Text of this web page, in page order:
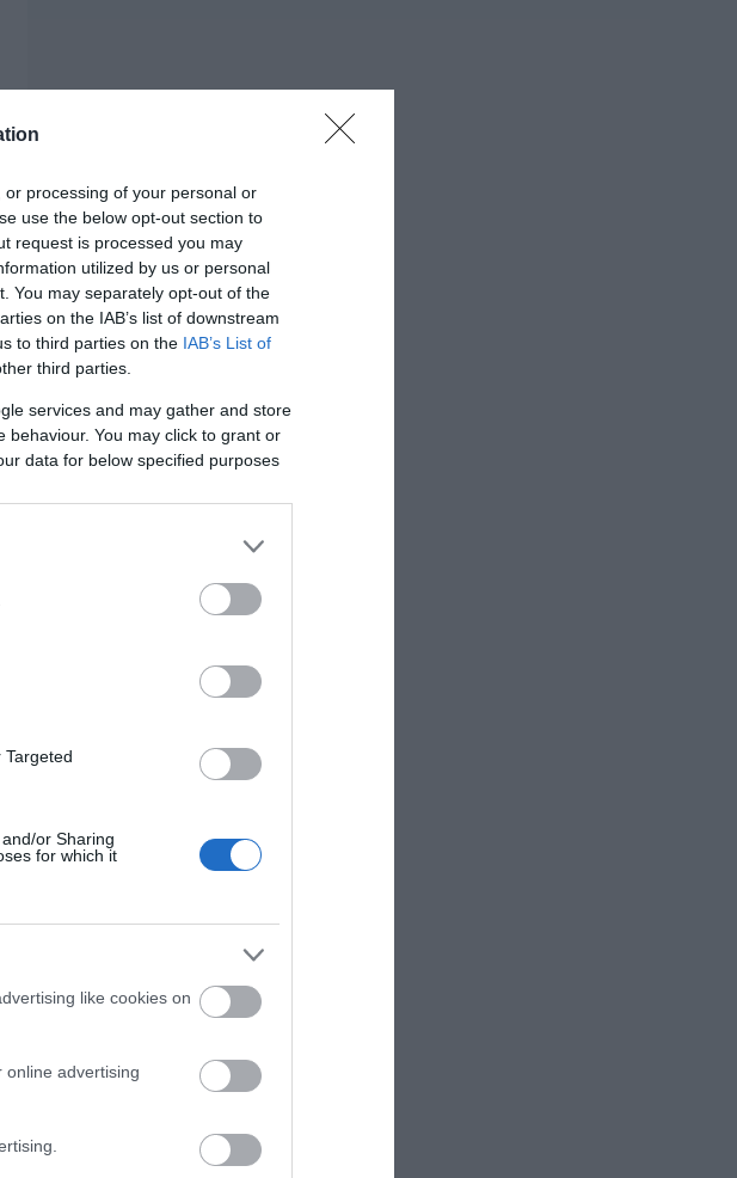
processing of your personal or
use the below opt-out section to
request is processed you may
utilized by us or personal
You may separately opt-out of the
on the IAB’s list of downstream
to third parties on the IAB’s List of
third parties.
services and may gather and store
behaviour. You may click to grant or
data for below specified purposes
or Sharing
for which it
like cookies on
online advertising